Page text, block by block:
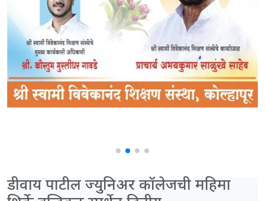
डीवाय पाटील ज्युनिअर कॉलेजची महिमा